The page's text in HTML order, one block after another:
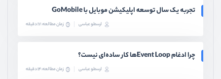
تجربه یک سال توسعه اپلیکیشن موبایل با GoMobile
ارسطو عباسی زمان مطالعه: 17 دقیقه
چرا ادغام Event Loopها کار ساده‌ای نیست؟
ارسطو عباسی زمان مطالعه: 14 دقیقه